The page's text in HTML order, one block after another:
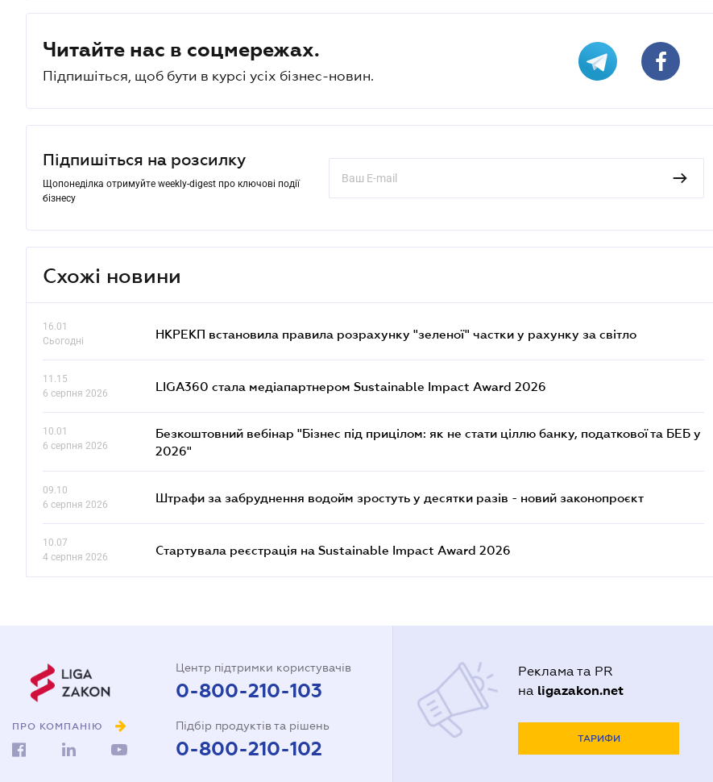
Читайте нас в соцмережах.
Підпишіться, щоб бути в курсі усіх бізнес-новин.
Підпишіться на розсилку
Щопонеділка отримуйте weekly-digest про ключові події
бізнесу
Схожі новини
16.01
Сьогодні
НКРЕКП встановила правила розрахунку "зеленої" частки у рахунку за світло
11.15
6 серпня 2026
LIGA360 стала медіапартнером Sustainable Impact Award 2026
10.01
6 серпня 2026
Безкоштовний вебінар "Бізнес під прицілом: як не стати ціллю банку, податкової та БЕБ у
2026"
09.10
6 серпня 2026
Штрафи за забруднення водойм зростуть у десятки разів - новий законопроєкт
10.07
4 серпня 2026
Стартувала реєстрація на Sustainable Impact Award 2026
ПРО КОМПАНІЮ
Центр підтримки користувачів
0-800-210-103
Підбір продуктів та рішень
0-800-210-102
Реклама та PR
на ligazakon.net
ТАРИФИ